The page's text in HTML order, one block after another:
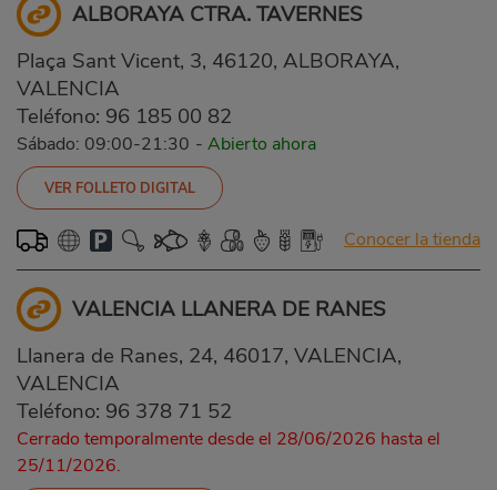
ALBORAYA CTRA. TAVERNES
Plaça Sant Vicent, 3, 46120, ALBORAYA,
VALENCIA
Teléfono: 96 185 00 82
Sábado: 09:00-21:30 - Abierto ahora
VER FOLLETO DIGITAL
Conocer la tienda
VALENCIA LLANERA DE RANES
Llanera de Ranes, 24, 46017, VALENCIA,
VALENCIA
Teléfono: 96 378 71 52
Cerrado temporalmente desde el 28/06/2026 hasta el
25/11/2026.